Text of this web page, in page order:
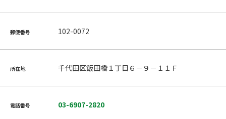
郵便番号 102-0072
所在地 千代田区飯田橋１丁目６－９－１１Ｆ
電話番号 03-6907-2820